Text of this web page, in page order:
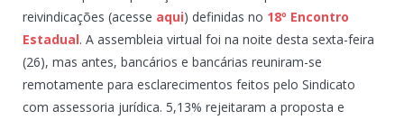
reivindicações (acesse aqui) definidas no 18º Encontro
Estadual. A assembleia virtual foi na noite desta sexta-feira
(26), mas antes, bancários e bancárias reuniram-se
remotamente para esclarecimentos feitos pelo Sindicato
com assessoria jurídica. 5,13% rejeitaram a proposta e